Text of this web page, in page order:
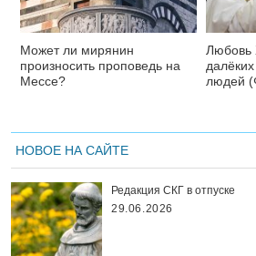
Может ли мирянин
произносить проповедь на
Мессе?
Любовь
людей
НОВОЕ НА САЙТЕ
Редакция СКГ в отпуске
29.06.2026